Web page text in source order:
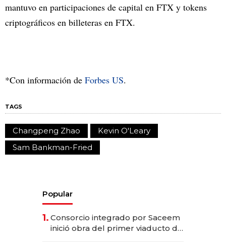
mantuvo en participaciones de capital en FTX y tokens
criptográficos en billeteras en FTX.
*Con información de Forbes US.
TAGS
Changpeng Zhao
Kevin O'Leary
Sam Bankman-Fried
Popular
1. Consorcio integrado por Saceem
inició obra del primer viaducto de